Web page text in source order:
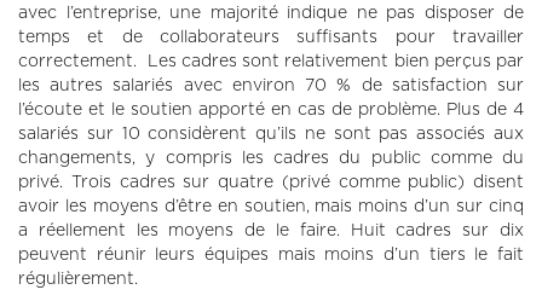
avec l’entreprise, une majorité indique ne pas disposer de
temps et de collaborateurs suffisants pour travailler
correctement. Les cadres sont relativement bien perçus par
les autres salariés avec environ 70 % de satisfaction sur
l’écoute et le soutien apporté en cas de problème. Plus de 4
salariés sur 10 considèrent qu’ils ne sont pas associés aux
changements, y compris les cadres du public comme du
privé. Trois cadres sur quatre (privé comme public) disent
avoir les moyens d’être en soutien, mais moins d’un sur cinq
a réellement les moyens de le faire. Huit cadres sur dix
peuvent réunir leurs équipes mais moins d’un tiers le fait
régulièrement.